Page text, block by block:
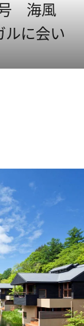
号 海風
ルに会い